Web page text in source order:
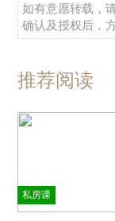
如有意愿转载，
确认及授权后，
推荐阅读
私房课